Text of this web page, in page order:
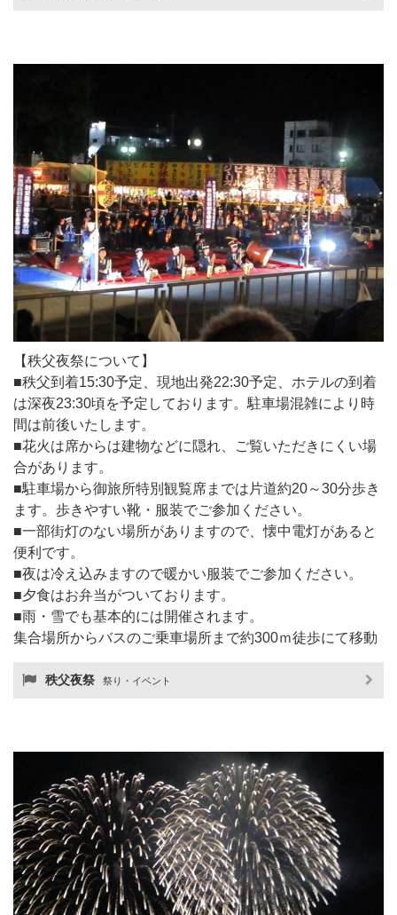
【秩父夜祭について】
■秩父到着15:30予定、現地出発22:30予定、ホテルの到着
は深夜23:30頃を予定しております。駐車場混雑により時
間は前後いたします。
■花火は席からは建物などに隠れ、ご覧いただきにくい場
合があります。
■駐車場から御旅所特別観覧席までは片道約20～30分歩き
ます。歩きやすい靴・服装でご参加ください。
■一部街灯のない場所がありますので、懐中電灯があると
便利です。
■夜は冷え込みますので暖かい服装でご参加ください。
■夕食はお弁当がついております。
■雨・雪でも基本的には開催されます。
集合場所からバスのご乗車場所まで約300ｍ徒歩にて移動
秩父夜祭 祭り・イベント